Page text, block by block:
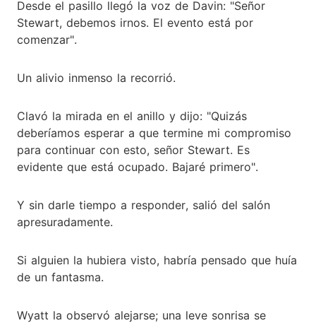
Desde el pasillo llegó la voz de Davin: "Señor
Stewart, debemos irnos. El evento está por
comenzar".
Un alivio inmenso la recorrió.
Clavó la mirada en el anillo y dijo: "Quizás
deberíamos esperar a que termine mi compromiso
para continuar con esto, señor Stewart. Es
evidente que está ocupado. Bajaré primero".
Y sin darle tiempo a responder, salió del salón
apresuradamente.
Si alguien la hubiera visto, habría pensado que huía
de un fantasma.
Wyatt la observó alejarse; una leve sonrisa se